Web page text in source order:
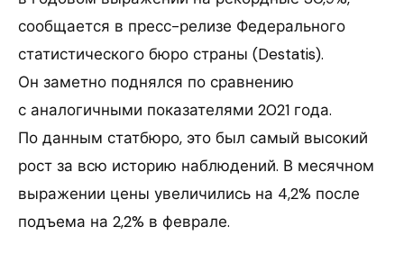
сообщается в пресс-релизе Федерального
статистического бюро страны (Destatis).
Он заметно поднялся по сравнению
с аналогичными показателями 2021 года.
По данным статбюро, это был самый высокий
рост за всю историю наблюдений. В месячном
выражении цены увеличились на 4,2% после
подъема на 2,2% в феврале.